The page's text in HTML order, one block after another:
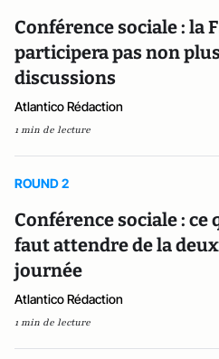
Conférence sociale : la
participera pas non
discussions
Atlantico Rédaction
1 min de lecture
ROUND 2
Conférence sociale : ce
faut attendre de la
journée
Atlantico Rédaction
1 min de lecture